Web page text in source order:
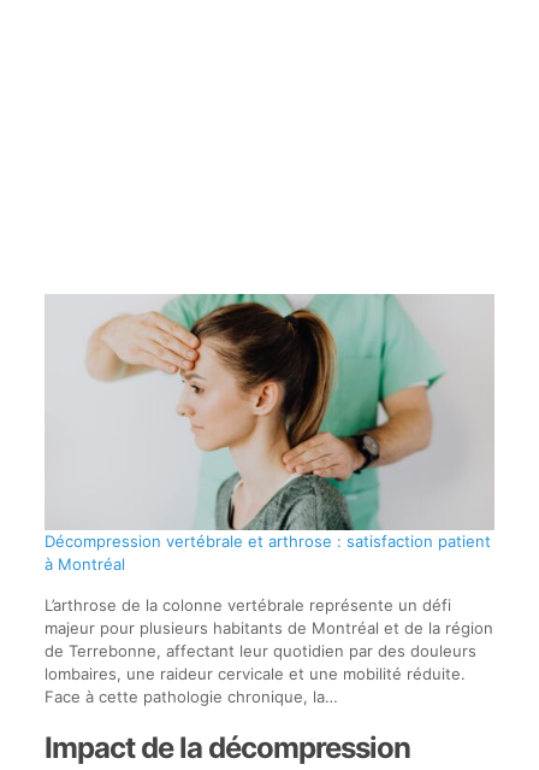
Décompression vertébrale et arthrose : satisfaction patient
à Montréal
L’arthrose de la colonne vertébrale représente un défi
majeur pour plusieurs habitants de Montréal et de la région
de Terrebonne, affectant leur quotidien par des douleurs
lombaires, une raideur cervicale et une mobilité réduite.
Face à cette pathologie chronique, la…
Impact de la décompression